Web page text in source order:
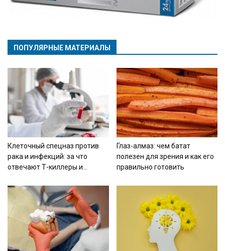
ПОПУЛЯРНЫЕ МАТЕРИАЛЫ
Клеточный спецназ против
рака и инфекций: за что
отвечают Т-киллеры и...
Глаз-алмаз: чем батат
полезен для зрения и как его
правильно готовить